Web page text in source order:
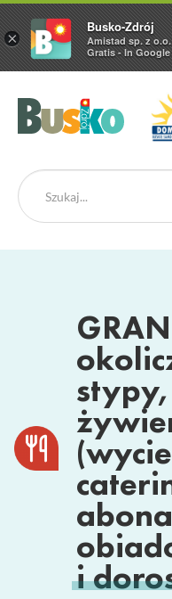
Busko
i
×
Busko-Zdrój
Amistad sp. z o.o.
Gratis - In Google